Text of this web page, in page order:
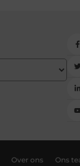
Over ons Ons